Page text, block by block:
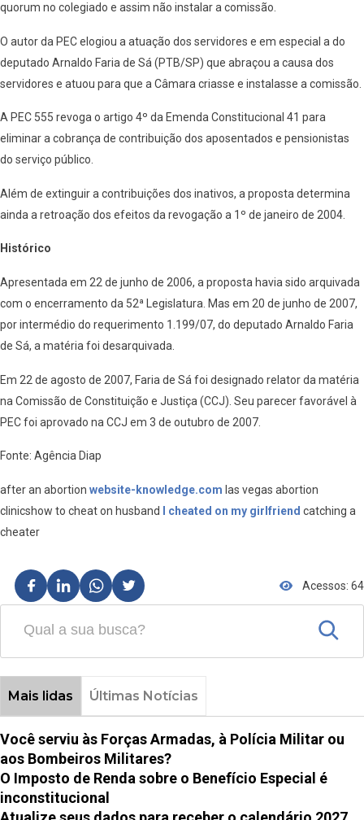
quorum no colegiado e assim não instalar a comissão.
O autor da PEC elogiou a atuação dos servidores e em especial a do
deputado Arnaldo Faria de Sá (PTB/SP) que abraçou a causa dos
servidores e atuou para que a Câmara criasse e instalasse a comissão.
A PEC 555 revoga o artigo 4º da Emenda Constitucional 41 para
eliminar a cobrança de contribuição dos aposentados e pensionistas
do serviço público.
Além de extinguir a contribuições dos inativos, a proposta determina
ainda a retroação dos efeitos da revogação a 1º de janeiro de 2004.
Histórico
Apresentada em 22 de junho de 2006, a proposta havia sido arquivada
com o encerramento da 52ª Legislatura. Mas em 20 de junho de 2007,
por intermédio do requerimento 1.199/07, do deputado Arnaldo Faria
de Sá, a matéria foi desarquivada.
Em 22 de agosto de 2007, Faria de Sá foi designado relator da matéria
na Comissão de Constituição e Justiça (CCJ). Seu parecer favorável à
PEC foi aprovado na CCJ em 3 de outubro de 2007.
Fonte: Agência Diap
after an abortion website-knowledge.com las vegas abortion
clinicshow to cheat on husband
I cheated on my girlfriend catching a
cheater
Acessos: 64
Mais lidas Últimas Notícias
Você serviu às Forças Armadas, à Polícia Militar ou
aos Bombeiros Militares?
O Imposto de Renda sobre o Benefício Especial é
inconstitucional